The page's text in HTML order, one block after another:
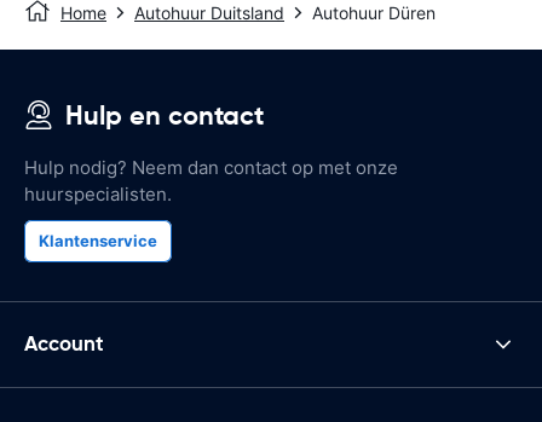
Home Autohuur Duitsland Autohuur Düren
Hulp en contact
Hulp nodig? Neem dan contact op met onze
huurspecialisten.
Klantenservice
Account